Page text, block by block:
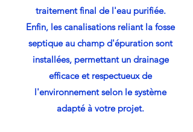
traitement final de l'eau purifiée.
Enfin, les canalisations reliant la fosse
septique au champ d'épuration sont
installées, permettant un drainage
efficace et respectueux de
l'environnement selon le système
adapté à votre projet.